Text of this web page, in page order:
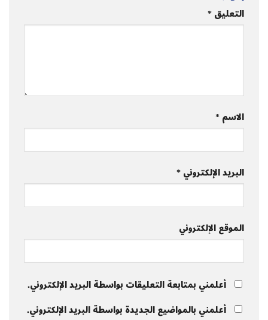
التعليق*
الاسم*
البريد الإلكتروني*
الموقع الإلكتروني
أعلمني بمتابعة التعليقات بواسطة البريد الإلكتروني.
أعلمني بالمواضيع الجديدة بواسطة البريد الإلكتروني.